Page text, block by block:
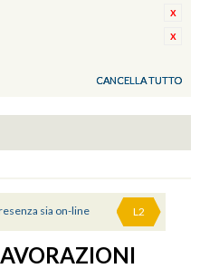
CANCELLA TUTTO
sia on-line L2